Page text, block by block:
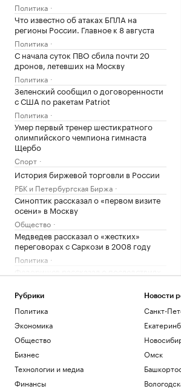
Политика
Что известно об атаках БПЛА на
регионы России. Главное к 8 августа
Политика
С начала суток ПВО сбила почти 20
дронов, летевших на Москву
Политика
Зеленский сообщил о договоренности
с США по ракетам Patriot
Политика
Умер первый тренер шестикратного
олимпийского чемпиона гимнаста
Щербо
Спорт
История биржевой торговли в России
РБК и Петербургская Биржа
Синоптик рассказал о «первом визите
осени» в Москву
Общество
Медведев рассказал о «жестких»
переговорах с Саркози в 2008 году
Политика
Политика
Трое пострадали при ударе БПЛА по
грузовику в Белгородской области
Политика
Рубрики
Политика
Экономика
Общество
Бизнес
Технологии и медиа
Финансы
Новости
Санкт-
Омск